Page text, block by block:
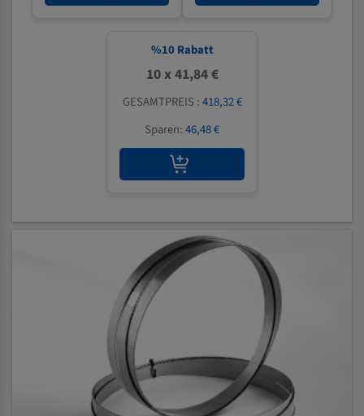
%10 Rabatt
10 x 41,84 €
GESAMTPREIS :418,32 €
Sparen:46,48 €